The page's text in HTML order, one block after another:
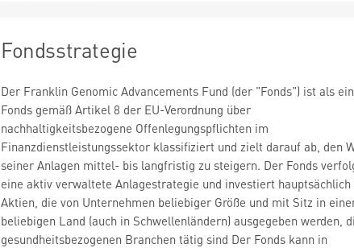
Fondsstrategie
Der Franklin Genomic Advancements Fund (der "Fonds") ist als ein
Fonds gemäß Artikel 8 der EU-Verordnung über
nachhaltigkeitsbezogene Offenlegungspflichten im
Finanzdienstleistungssektor klassifiziert und zielt darauf ab, den
seiner Anlagen mittel- bis langfristig zu steigern. Der Fonds
eine aktiv verwaltete Anlagestrategie und investiert hauptsächlich
Aktien, die von Unternehmen beliebiger Größe und mit Sitz in
beliebigen Land (auch in Schwellenländern) ausgegeben werden,
gesundheitsbezogenen Branchen tätig sind Der Fonds kann in